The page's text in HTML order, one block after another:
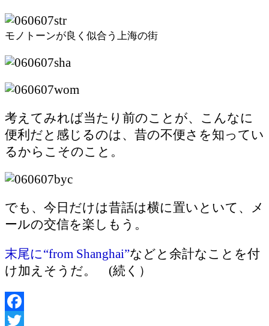
モノトーンが良く似合う上海の街
考えてみれば当たり前のことが、こんなに
便利だと感じるのは、昔の不便さを知ってい
るからこそのこと。
でも、今日だけは昔話は横に置いといて、メ
ールの交信を楽しもう。
末尾に“from Shanghai”などと余計なことを付
け加えそうだ。 (続く）
Facebook